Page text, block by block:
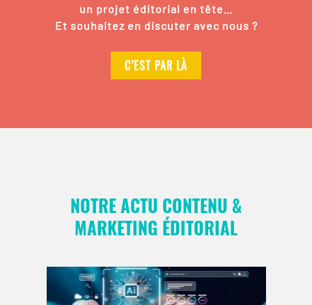
un projet éditorial en tête…
Et souhaitez en discuter avec nous ?
C’EST PAR LÀ
NOTRE ACTU CONTENU &
MARKETING ÉDITORIAL